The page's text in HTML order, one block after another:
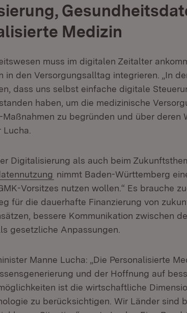
Medizin
muss im digitalen Zeitalter
in den Versorgungsalltag integrieren. „In
dass uns selbst einfache digitale
haben, um die medizinische
zu begründen und über deren
Digitalisierung als auch beim
nimmt Baden-Württemberg
Vorsitzes nutzen wollen.“ Es brauche
für die dauerhafte Finanzierung von
bessere Kommunikation zwischen
gesetzliche Anpassungen.
Manne Lucha: „Die Personalisierte
und der Hoffnung auf
ist die wirtschaftliche
zu berücksichtigen. Wir Länder sind